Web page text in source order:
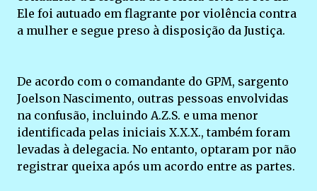
Ele foi autuado em flagrante por violência contra
a mulher e segue preso à disposição da Justiça.
De acordo com o comandante do GPM, sargento
Joelson Nascimento, outras pessoas envolvidas
na confusão, incluindo A.Z.S. e uma menor
identificada pelas iniciais X.X.X., também foram
levadas à delegacia. No entanto, optaram por não
registrar queixa após um acordo entre as partes.